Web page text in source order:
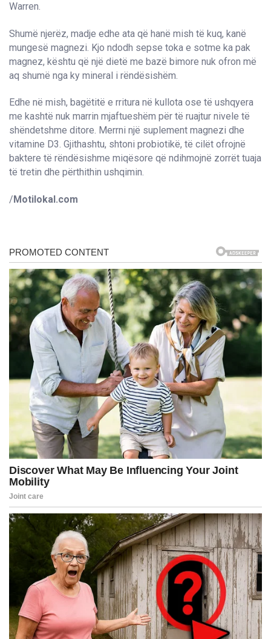
Warren.
Shumë njerëz, madje edhe ata që hanë mish të kuq, kanë
mungesë magnezi. Kjo ndodh sepse toka e sotme ka pak
magnez, kështu që një dietë me bazë bimore nuk ofron më
aq shumë nga ky mineral i rëndësishëm.
Edhe në mish, bagëtitë e rritura në kullota ose të ushqyera
me kashtë nuk marrin mjaftueshëm për të ruajtur nivele të
shëndetshme ditore. Merrni një suplement magnezi dhe
vitamine D3. Gjithashtu, shtoni probiotikë, të cilët ofrojnë
baktere të rëndësishme miqësore që ndihmojnë zorrët tuaja
të tretin dhe përthithin ushqimin.
/Motilokal.com